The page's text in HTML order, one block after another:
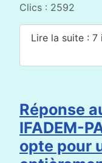
Clics : 2592
Lire la suite : 7
Réponse
IFADEM-
opte pour